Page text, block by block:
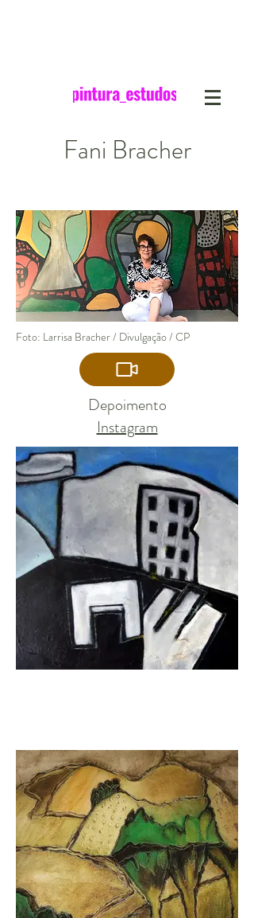
Fani Bracher
Foto: Larrisa Bracher / Divulgação / CP
Depoimento
Instagram